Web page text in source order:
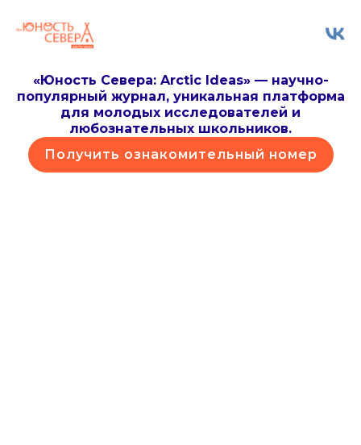
содержимому
«Юность Севера: Arctic Ideas» — научно-
популярный журнал, уникальная платформа
для молодых исследователей и
любознательных школьников.
Получить ознакомительный номер